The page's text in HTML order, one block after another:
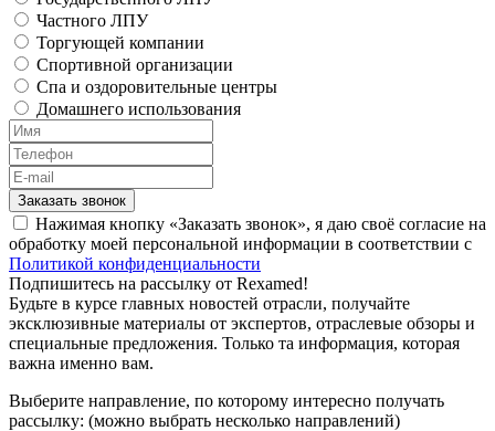
Частного ЛПУ
Торгующей компании
Спортивной организации
Спа и оздоровительные центры
Домашнего использования
Заказать звонок
Нажимая кнопку «Заказать звонок», я даю своё согласие на
обработку моей персональной информации в соответствии с
Политикой конфиденциальности
Подпишитесь на рассылку от Rexamed!
Будьте в курсе главных новостей отрасли, получайте
эксклюзивные материалы от экспертов, отраслевые обзоры и
специальные предложения. Только та информация, которая
важна именно вам.
Выберите направление, по которому интересно получать
рассылку: (можно выбрать несколько направлений)